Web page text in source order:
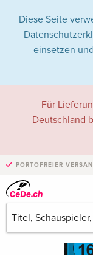
Diese Seite
einsetzen
Für
Deutschland
PORTOFREIER